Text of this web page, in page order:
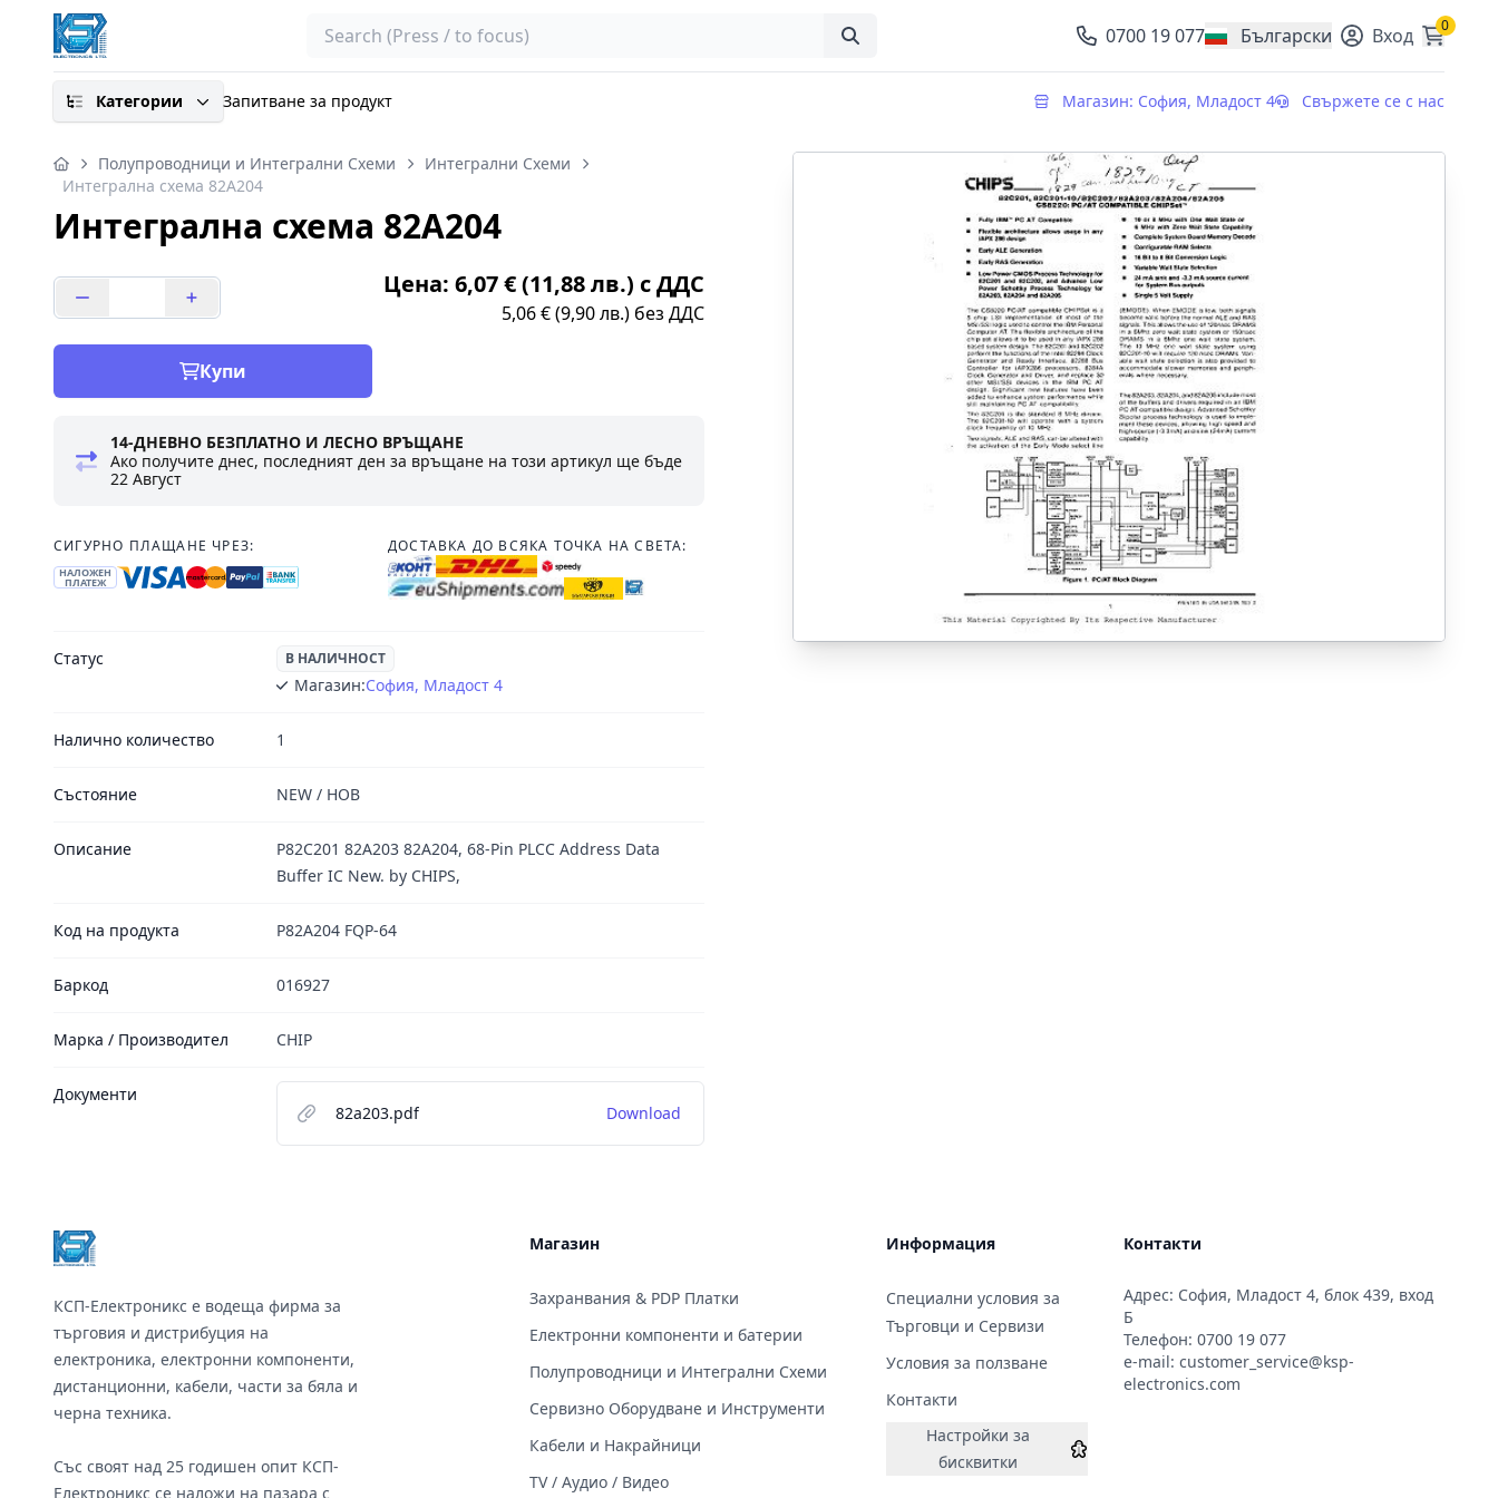
Search 0700 19 077 Български
, change currency Вход 0
Категории Запитване за продукт Магазин: София, Младост 4 Свържете се с нас
Полупроводници и Интегрални Схеми
Интегрални Схеми
Интегрална схема 82A204
Интегрална схема 82A204
Цена: 6,07 € (11,88 лв.) с ДДС
5,06 € (9,90 лв.) без ДДС
Купи
14-ДНЕВНО БЕЗПЛАТНО И ЛЕСНО ВРЪЩАНЕ
Ако получите днес, последният ден за връщане на този артикул ще бъде
22 Август
СИГУРНО ПЛАЩАНЕ ЧРЕЗ:
НАЛОЖЕН
ПЛАТЕЖ
ДОСТАВКА ДО ВСЯКА ТОЧКА НА СВЕТА:
Статус В НАЛИЧНОСТ
Магазин:София, Младост 4
Налично количество 1
Състояние NEW / НОВ
Описание
P82C201 82A203 82A204, 68-Pin PLCC Address Data
Buffer IC New. by CHIPS,
Код на продукта P82A204 FQP-64
Баркод 016927
Марка / Производител CHIP
Документи
82a203.pdf
Download
КСП-Електроникс е водеща фирма за
търговия и дистрибуция на
електроника, електронни компоненти,
дистанционни, кабели, части за бяла и
черна техника.
Със своят над 25 годишен опит КСП-
Електроникс се наложи на пазара с
Магазин
Захранвания & PDP Платки
Електронни компоненти и батерии
Полупроводници и Интегрални Схеми
Сервизно Оборудване и Инструменти
Кабели и Накрайници
TV / Аудио / Видео
Информация
Специални условия за
Търговци и Сервизи
Условия за ползване
Контакти
Настройки за
бисквитки
Контакти
Адрес: София, Младост 4, блок 439, вход
Б
Телефон: 0700 19 077
e-mail: customer_service@ksp-
electronics.com